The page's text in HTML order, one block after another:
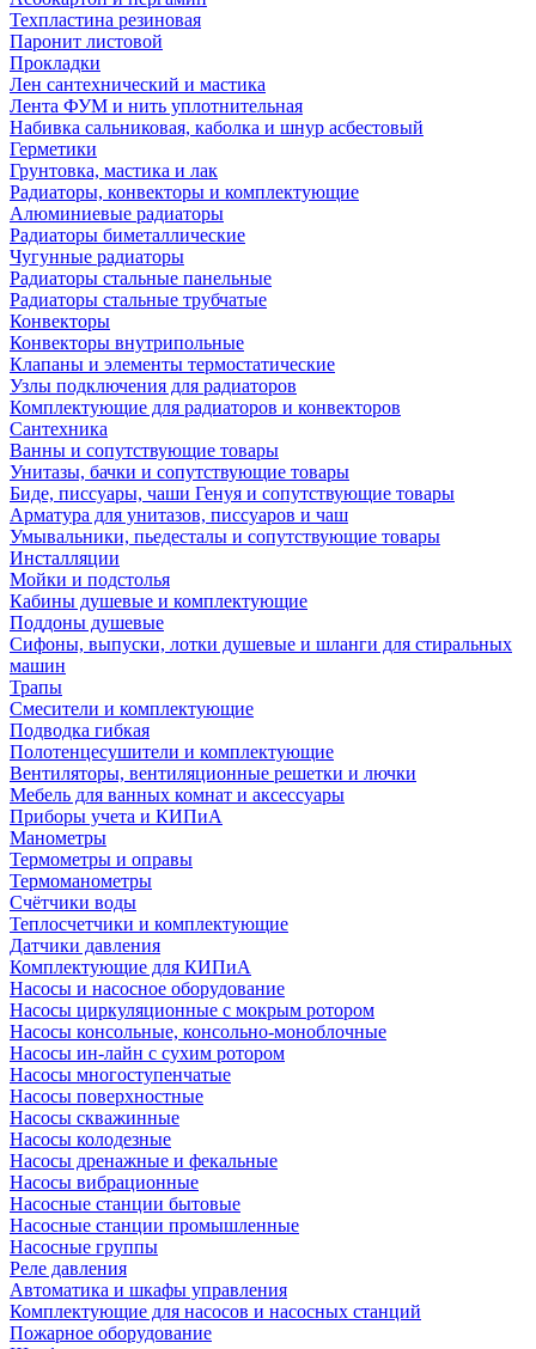
Техпластина резиновая
Паронит листовой
Прокладки
Лен сантехнический и мастика
Лента ФУМ и нить уплотнительная
Набивка сальниковая, каболка и шнур асбестовый
Герметики
Грунтовка, мастика и лак
Радиаторы, конвекторы и комплектующие
Алюминиевые радиаторы
Радиаторы биметаллические
Чугунные радиаторы
Радиаторы стальные панельные
Радиаторы стальные трубчатые
Конвекторы
Конвекторы внутрипольные
Клапаны и элементы термостатические
Узлы подключения для радиаторов
Комплектующие для радиаторов и конвекторов
Сантехника
Ванны и сопутствующие товары
Унитазы, бачки и сопутствующие товары
Биде, писсуары, чаши Генуя и сопутствующие товары
Арматура для унитазов, писсуаров и чаш
Умывальники, пьедесталы и сопутствующие товары
Инсталляции
Мойки и подстолья
Кабины душевые и комплектующие
Поддоны душевые
Сифоны, выпуски, лотки душевые и шланги для стиральных
машин
Трапы
Смесители и комплектующие
Подводка гибкая
Полотенцесушители и комплектующие
Вентиляторы, вентиляционные решетки и лючки
Мебель для ванных комнат и аксессуары
Приборы учета и КИПиА
Манометры
Термометры и оправы
Термоманометры
Счётчики воды
Теплосчетчики и комплектующие
Датчики давления
Комплектующие для КИПиА
Насосы и насосное оборудование
Насосы циркуляционные с мокрым ротором
Насосы консольные, консольно-моноблочные
Насосы ин-лайн с сухим ротором
Насосы многоступенчатые
Насосы поверхностные
Насосы скважинные
Насосы колодезные
Насосы дренажные и фекальные
Насосы вибрационные
Насосные станции бытовые
Насосные станции промышленные
Насосные группы
Реле давления
Автоматика и шкафы управления
Комплектующие для насосов и насосных станций
Пожарное оборудование